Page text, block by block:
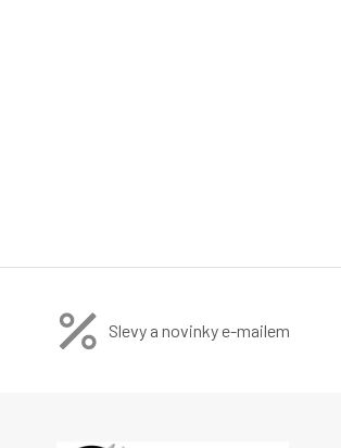
Slevy a novinky e-mailem